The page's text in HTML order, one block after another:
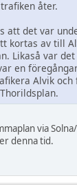
åter.
att det var
kortas av till
Likaså var
en
Alvik
via
denna tid.